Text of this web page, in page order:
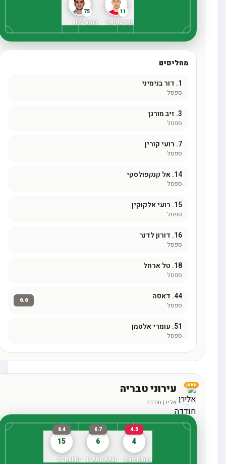
סתיו טוריאל לוזוס לוזו
מחליפים
דור בנימיני
ספסל
זיב מורגן
ספסל
רועי קורין
ספסל
אל קנקפולסקי
ספסל
רועי אלקוקין
ספסל
דורון לדנר
ספסל
טל ארחל
ספסל
דאפה
ספסל
עומרי אלטמן
ספסל
מאמן עירוני טבריה
אלירן חודדה
4
4.5
Sambinha
6
6.7
F. Abu Akel
15
6.4
E. Balilti